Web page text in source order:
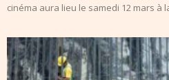
cinéma aura lieu le samedi 12 mars à